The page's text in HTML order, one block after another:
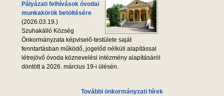
Pályázati felhívások óvodai
munkakörök betöltésére
(2026.03.19.)
Szuhakálló Község
Önkormányzata képviselő-testülete saját
fenntartásban működő, jogelőd nélküli alapítással
létrejövő óvoda köznevelési intézmény alapításáról
döntött a 2026. március 19-i ülésén.
További önkormányzati hírek